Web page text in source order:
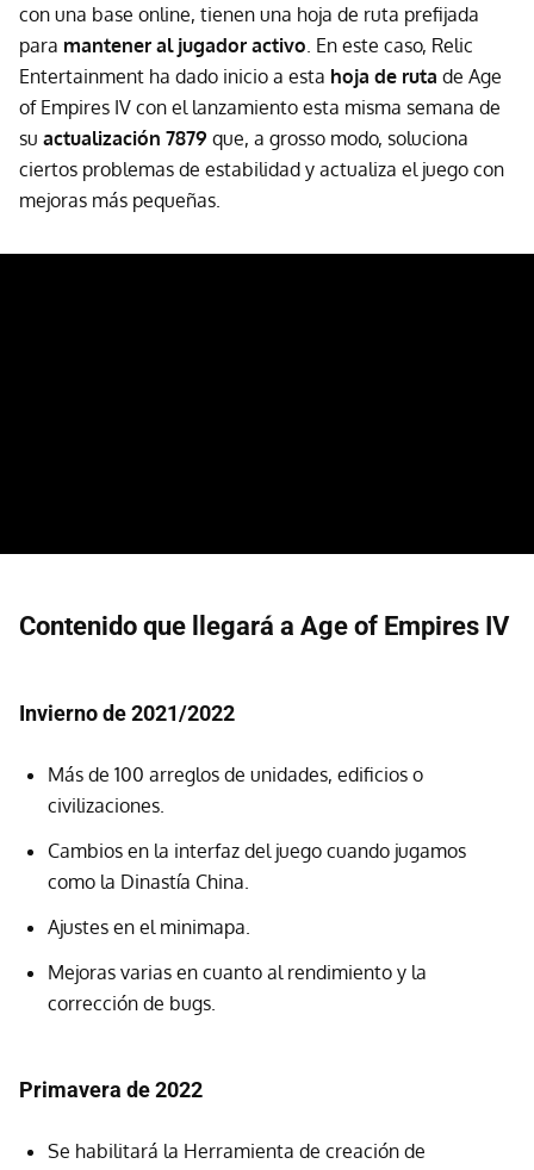
con una base online, tienen una hoja de ruta prefijada
para mantener al jugador activo . En este caso, Relic
Entertainment ha dado inicio a esta hoja de ruta de Age
of Empires IV con el lanzamiento esta misma semana de
su actualización 7879 que, a grosso modo, soluciona
ciertos problemas de estabilidad y actualiza el juego con
mejoras más pequeñas.
Contenido que llegará a Age of Empires IV
Invierno de 2021/2022
Más de 100 arreglos de unidades, edificios o
civilizaciones.
Cambios en la interfaz del juego cuando jugamos
como la Dinastía China.
Ajustes en el minimapa.
Mejoras varias en cuanto al rendimiento y la
corrección de bugs.
Primavera de 2022
Se habilitará la Herramienta de creación de